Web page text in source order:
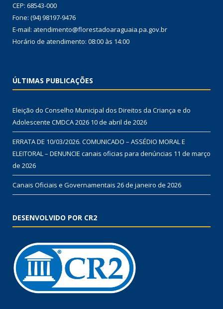
CEP: 68543-000
Fone: (94) 98197-9476
E-mail: atendimento@florestadoaraguaia.pa.gov.br
Horário de atendimento: 08:00 às 14:00
ÚLTIMAS PUBLICAÇÕES
Eleição do Conselho Municipal dos Direitos da Criança e do
Adolescente CMDCA 2026 10 de abril de 2026
ERRATA DE 10/03/2026. COMUNICADO – ASSÉDIO MORAL E
ELEITORAL – DENUNCIE canais oficias para denúncias 11 de março
de 2026
Canais Oficiais e Governamentais 26 de janeiro de 2026
DESENVOLVIDO POR CR2